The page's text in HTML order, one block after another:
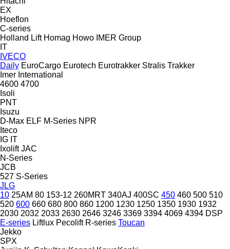
EX
Hoeflon
C-series
Holland Lift Homag Howo IMER Group
IT
IVECO
Daily EuroCargo Eurotech Eurotrakker Stralis Trakker
Imer International
4600 4700
Isoli
PNT
Isuzu
D-Max ELF M-Series NPR
Iteco
IG IT
Ixolift JAC
N-Series
JCB
527 S-Series
JLG
10 25AM 80 153-12 260MRT 340AJ 400SC 450 460 500 510
520 600 660 680 800 860 1200 1230 1250 1350 1930 1932
2030 2032 2033 2630 2646 3246 3369 3394 4069 4394 DSP
E-series Liftlux Pecolift R-series Toucan
Jekko
SPX